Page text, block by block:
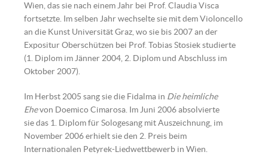
Wien, das sie nach einem Jahr bei Prof. Claudia Visca
fortsetzte. Im selben Jahr wechselte sie mit dem Violoncello
an die Kunst Universität Graz, wo sie bis 2007 an der
Expositur Oberschützen bei Prof. Tobias Stosiek studierte
(1. Diplom im Jänner 2004, 2. Diplom und Abschluss im
Oktober 2007).
Im Herbst 2005 sang sie die Fidalma in Die heimliche
Ehevon Doemico Cimarosa. Im Juni 2006 absolvierte
sie das 1. Diplom für Sologesang mit Auszeichnung, im
November 2006 erhielt sie den 2. Preis beim
Internationalen Petyrek-Liedwettbewerb in Wien.